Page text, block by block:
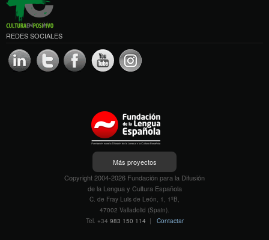
REDES SOCIALES
Más proyectos
Copyright 2004-2026 Fundación para la Difusión
de la Lengua y Cultura Española
C. de Fray Luis de León, 1, 1ºB,
47002 Valladolid (Spain).
Tel. +34 983 150 114 | Contactar